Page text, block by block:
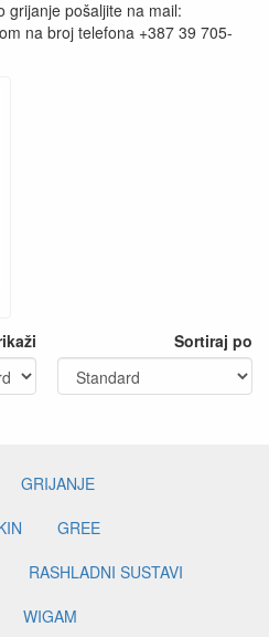
grijanje pošaljite na mail:
na broj telefona +387 39 705-
Sortiraj po
GRIJANJE
GREE
RASHLADNI SUSTAVI
WIGAM